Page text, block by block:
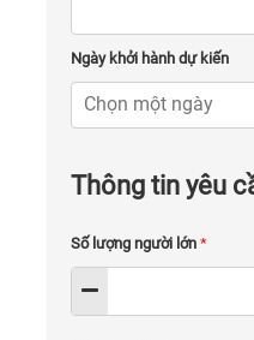
Ngày khởi hành dự kiến
Thông tin yêu
Số lượng người lớn *